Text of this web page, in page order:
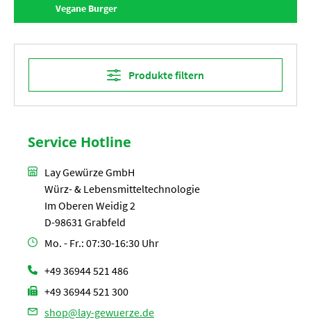
Vegane Burger
Produkte filtern
Service Hotline
Lay Gewürze GmbH
Würz- & Lebensmitteltechnologie
Im Oberen Weidig 2
D-98631 Grabfeld
Mo. - Fr.: 07:30-16:30 Uhr
+49 36944 521 486
+49 36944 521 300
shop@lay-gewuerze.de